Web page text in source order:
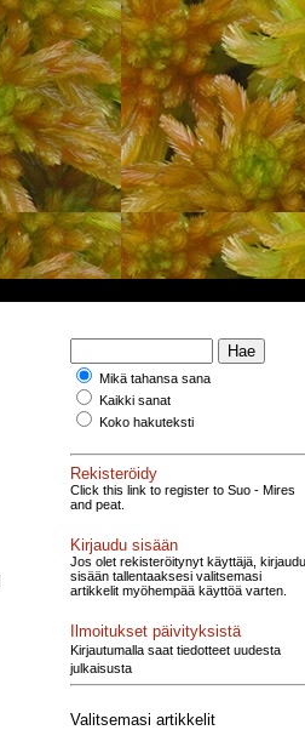
Mikä tahansa sana
Kaikki sanat
Koko hakuteksti
Rekisteröidy
Click this link to register to Suo - Mires
and peat.
Kirjaudu sisään
Jos olet rekisteröitynyt käyttäjä, kirjaudu
sisään tallentaaksesi valitsemasi
artikkelit myöhempää käyttöä varten.
Ilmoitukset päivityksistä
Kirjautumalla saat tiedotteet uudesta
julkaisusta
Valitsemasi artikkelit